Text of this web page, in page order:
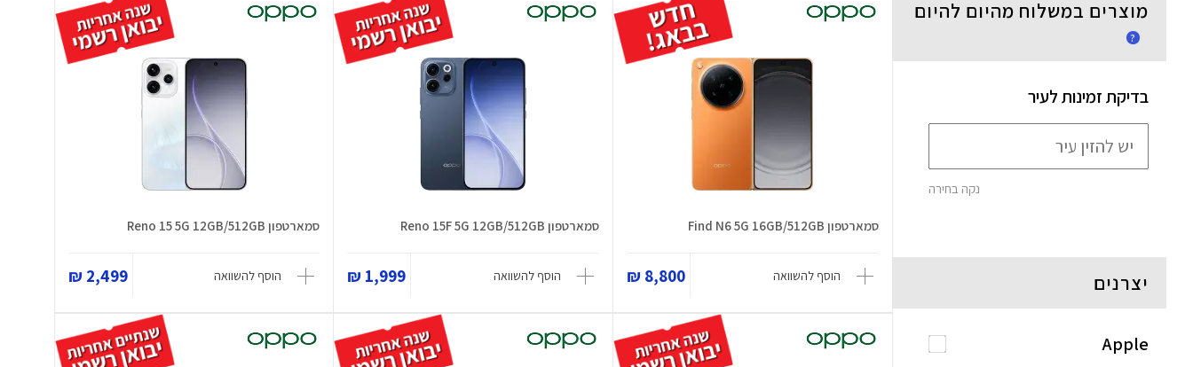
סמארטפון Find N6 5G 16GB/512GB
הוסף להשוואה 8,800 ₪
סמארטפון Reno 15F 5G 12GB/512GB
הוסף להשוואה 1,999 ₪
סמארטפון Reno 15 5G 12GB/512GB
הוסף להשוואה 2,499 ₪
מוצרים במשלוח מהיום להיום
?
בדיקת זמינות לעיר
נקה בחירה
יצרנים
Apple